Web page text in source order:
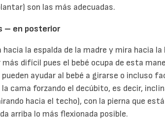
son las más adecuadas.
– en posterior
hacia la espalda de la madre y mira hacia la
difícil pues el bebé ocupa de esta
ayudar al bebé a girarse o incluso
cama forzando el decúbito, es decir,
hacia el techo), con la pierna que
arriba lo más flexionada posible.